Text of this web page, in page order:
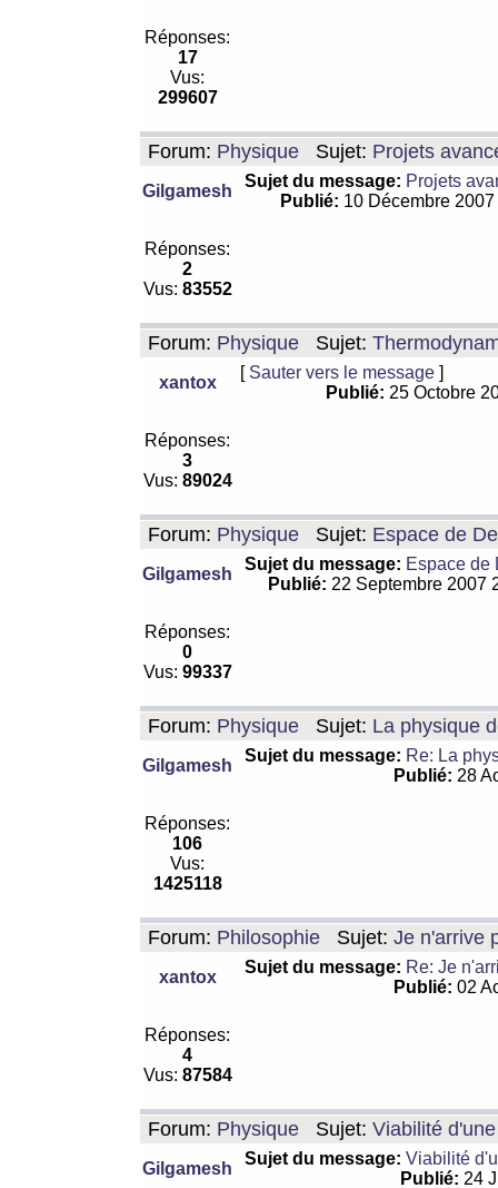
Réponses:
17
Vus:
299607
Forum: Physique Sujet: Projets
Gilgamesh
Sujet du message: Projets
Publié: 10 Décembre
Réponses:
2
Vus: 83552
Forum: Physique Sujet:
xantox
[ Sauter vers le message ]
Publié: 25 Octobre
Réponses:
3
Vus: 89024
Forum: Physique Sujet: Espace de
Gilgamesh
Sujet du message: Espace de
Publié: 22 Septembre 2007
Réponses:
0
Vus: 99337
Forum: Physique Sujet: La physique
Gilgamesh
Sujet du message: Re: La
Publié: 28
Réponses:
106
Vus:
1425118
Forum: Philosophie Sujet: Je n'arrive
xantox
Sujet du message: Re: Je
Publié: 02
Réponses:
4
Vus: 87584
Forum: Physique Sujet: Viabilité
Gilgamesh
Sujet du message: Viabilité
Publié: 24